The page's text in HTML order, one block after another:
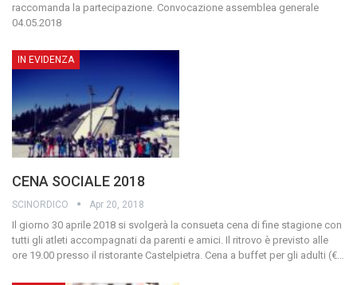
raccomanda la partecipazione. Convocazione assemblea generale
04.05.2018
IN EVIDENZA
CENA SOCIALE 2018
SCINORDICO Apr 20, 2018
Il giorno 30 aprile 2018 si svolgerà la consueta cena di fine stagione con
tutti gli atleti accompagnati da parenti e amici. Il ritrovo è previsto alle
ore 19.00 presso il ristorante Castelpietra. Cena a buffet per gli adulti (€